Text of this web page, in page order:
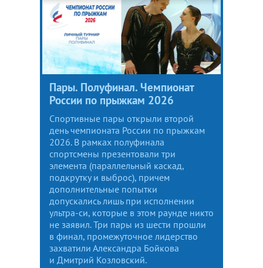
Пары. Полуфинал. Чемпионат
России по прыжкам 2026
Спортивные пары открыли второй
день чемпионата России по прыжкам
2026. В рамках полуфинала
спортсмены презентовали три
элемента (параллельный каскад,
подкрутку и выброс), причем
дополнительные попытки
допускались лишь при исполнении
ультра-си, которые в этом раунде никто
не заявил. Три пары из шести прошли
в финал, промежуточное лидерство
захватили Александра Бойкова
и Дмитрий Козловский.